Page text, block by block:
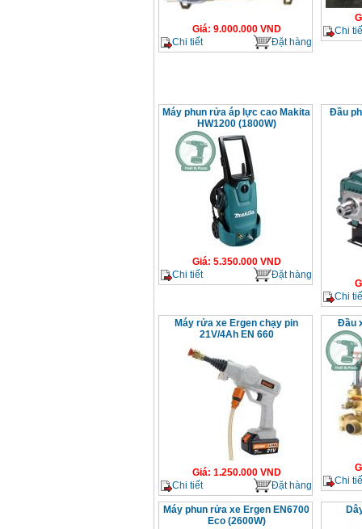
Giá: 9.000.000VND
Chi tiết
Đặt hàng
Chi
Máy phun rửa áp lực cao Makita
HW1200 (1800W)
Giá: 5.350.000VND
Chi tiết
Đặt hàng
Đầu
Chi
Máy rửa xe Ergen chạy pin
21V/4Ah EN 660
Giá: 1.250.000VND
Chi tiết
Đặt hàng
Đầu
Chi
Máy phun rửa xe Ergen EN6700
Eco (2600W)